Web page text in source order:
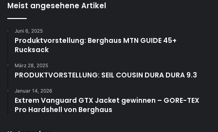
Meist angesehene Artikel
Juni 6, 2025
Produktvorstellung: Berghaus MTN GUIDE 45+
Rucksack
März 28, 2025
PRODUKTVORSTELLUNG: SEIL COUSIN DURA DURA 9.3
Januar 14, 2026
Extrem Vanguard GTX Jacket gewinnen – GORE-TEX
Pro Hardshell von Berghaus